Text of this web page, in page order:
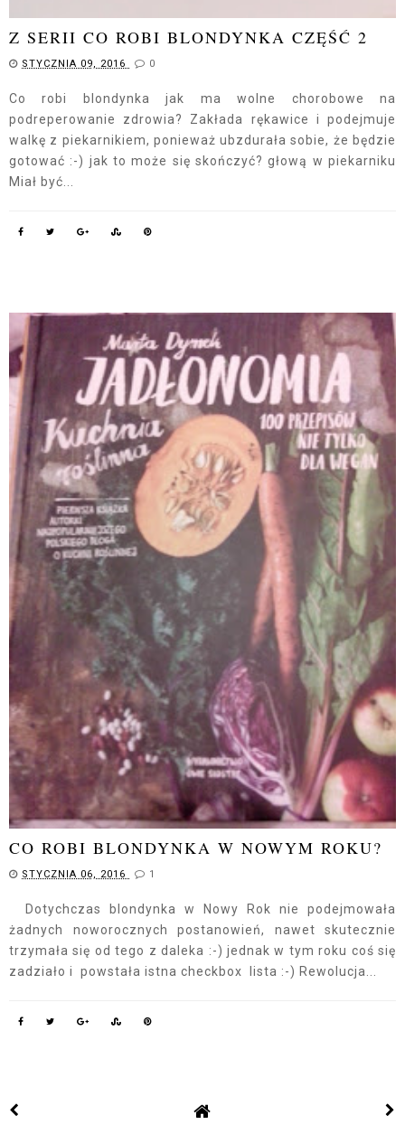
Z SERII CO ROBI BLONDYNKA CZĘŚĆ 2
STYCZNIA 09, 2016 0
Co robi blondynka jak ma wolne chorobowe na
podreperowanie zdrowia? Zakłada rękawice i podejmuje
walkę z piekarnikiem, ponieważ ubzdurała sobie, że będzie
gotować :-) jak to może się skończyć? głową w piekarniku
Miał być...
CO ROBI BLONDYNKA W NOWYM ROKU?
STYCZNIA 06, 2016 1
Dotychczas blondynka w Nowy Rok nie podejmowała
żadnych noworocznych postanowień, nawet skutecznie
trzymała się od tego z daleka :-) jednak w tym roku coś się
zadziało i powstała istna checkbox lista :-) Rewolucja...